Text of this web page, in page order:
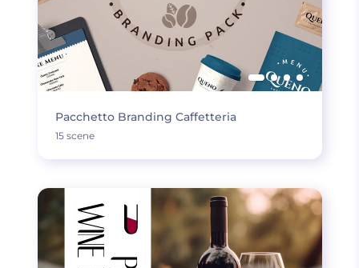
Pacchetto Branding Caffetteria
15 scene